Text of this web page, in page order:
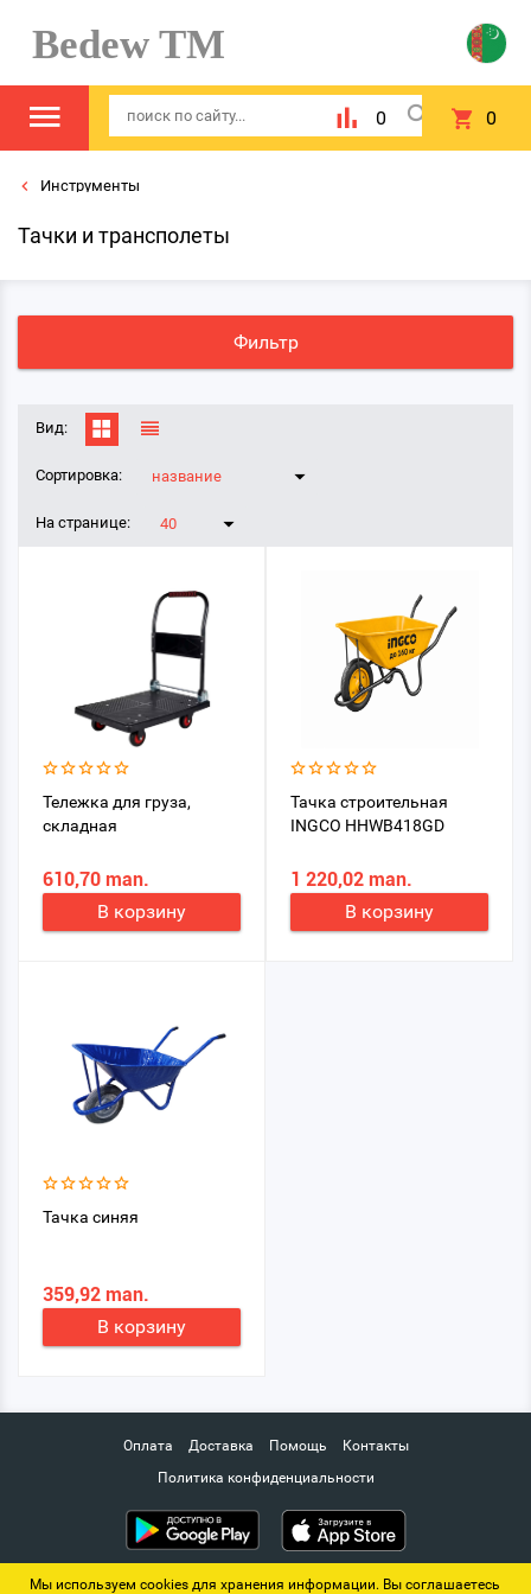
Bedew TM
0 0
Инструменты
Тачки и трансполеты
Фильтр
Вид:
Сортировка: название
На странице: 40
Тележка для груза,
складная
610,70 man.
В корзину
Тачка строительная
INGCO HHWB418GD
1 220,02 man.
В корзину
Тачка синяя
359,92 man.
В корзину
Оплата Доставка Помощь
Контакты
Политика конфиденциальности
Мы используем cookies для хранения информации. Вы соглашаетесь